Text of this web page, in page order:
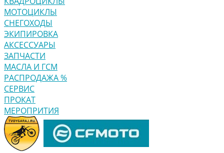
МОТОЦИКЛЫ
СНЕГОХОДЫ
ЭКИПИРОВКА
АКСЕССУАРЫ
ЗАПЧАСТИ
МАСЛА И ГСМ
РАСПРОДАЖА %
СЕРВИС
ПРОКАТ
МЕРОПРИТИЯ